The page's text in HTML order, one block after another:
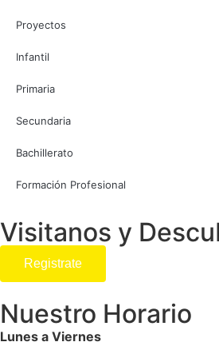
Proyectos
Infantil
Primaria
Secundaria
Bachillerato
Formación Profesional
Visitanos y
Registrate
Nuestro Horario
Lunes a Viernes